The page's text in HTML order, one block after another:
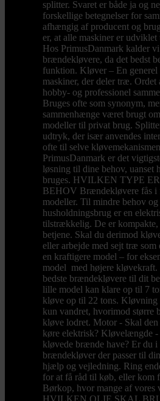
splitter. Svaret er både ja og
forskellige betegnelser for
afhængig af producent og
er, at alle maskiner er
Hos PrimusDanmark kalder
brændekløvere, da det bedst
funktion. Kløver – En generel
maskiner, der deler træ. Ordet
hobby- og professionel
Bruges ofte som synonym,
sammenhænge været brugt
modeller til privat brug.
udtryk, der især anvendes
ofte til selve
PrimusDanmark er det
løsning til dine behov, uanset
bruges. HVILKEN TYPE
BEHOV Brændekløvere fås i
modeller. Til mindre behov
husholdningsbrug er en
tilstrækkelig. De er kompakte,
betjene. Skal du derimod
eller arbejde med sejt træ
en kraftigere model – for
model med højere
bedste brændekløvere til dit
lille model kan klare op til 7
kløve op til 22 tons. Kløvning
kun vandret, hvorimod større
kløve lodret. Motor - Skal
køre elektrisk? Kløvelængde
kløvede brænde have? Er du
brændekløver der passer til
hjælp og vejledning. Ring
for at få råd til køb, eller kom
Børkop, hvor mange af vores